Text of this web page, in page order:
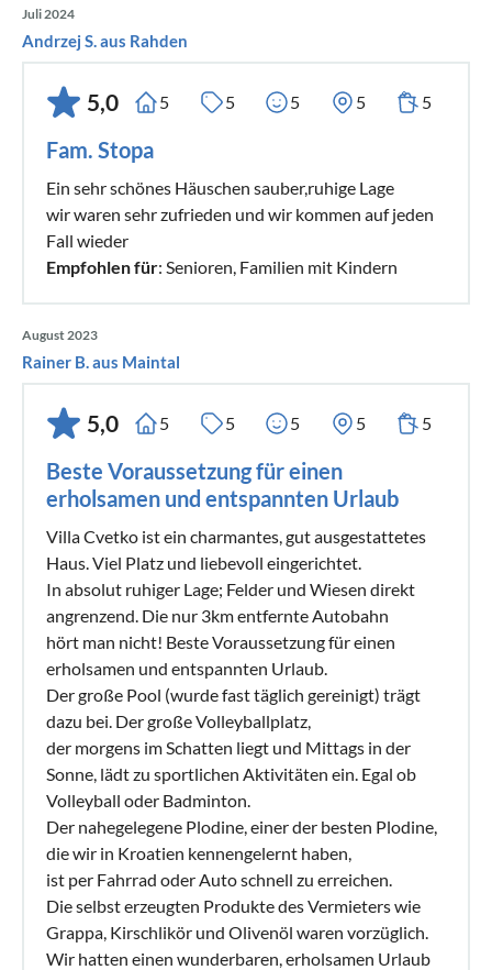
Juli 2024
Andrzej S. aus Rahden
5,0 5 5 5 5 5
Fam. Stopa
Ein sehr schönes Häuschen sauber,ruhige Lage
wir waren sehr zufrieden und wir kommen auf jeden
Fall wieder
Empfohlen für: Senioren, Familien mit Kindern
August 2023
Rainer B. aus Maintal
5,0 5 5 5 5 5
Beste Voraussetzung für einen
erholsamen und entspannten Urlaub
Villa Cvetko ist ein charmantes, gut ausgestattetes
Haus. Viel Platz und liebevoll eingerichtet.
In absolut ruhiger Lage; Felder und Wiesen direkt
angrenzend. Die nur 3km entfernte Autobahn
hört man nicht! Beste Voraussetzung für einen
erholsamen und entspannten Urlaub.
Der große Pool (wurde fast täglich gereinigt) trägt
dazu bei. Der große Volleyballplatz,
der morgens im Schatten liegt und Mittags in der
Sonne, lädt zu sportlichen Aktivitäten ein. Egal ob
Volleyball oder Badminton.
Der nahegelegene Plodine, einer der besten Plodine,
die wir in Kroatien kennengelernt haben,
ist per Fahrrad oder Auto schnell zu erreichen.
Die selbst erzeugten Produkte des Vermieters wie
Grappa, Kirschlikör und Olivenöl waren vorzüglich.
Wir hatten einen wunderbaren, erholsamen Urlaub